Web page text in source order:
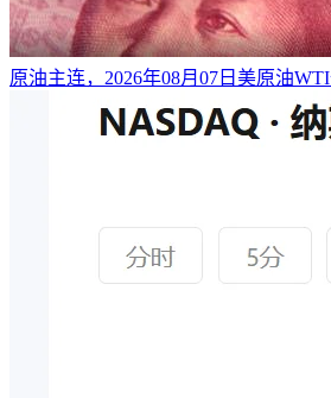
原油主连，2026年08月07日美原油